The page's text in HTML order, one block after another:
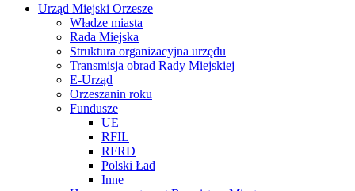
Urząd Miejski Orzesze
Władze miasta
Rada Miejska
Struktura organizacyjna urzędu
Transmisja obrad Rady Miejskiej
E-Urząd
Orzeszanin roku
Fundusze
UE
RFIL
RFRD
Polski Ład
Inne